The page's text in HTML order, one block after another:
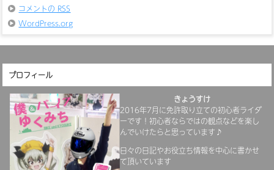
コメントの RSS
WordPress.org
プロフィール
きょうすけ
2016年7月に免許取り立ての初心者ライダ
ーです！初心者ならではの観点などを楽し
んでいけたらと思っています♪
日々の日記やお役立ち情報を中心に書かせ
て頂いています